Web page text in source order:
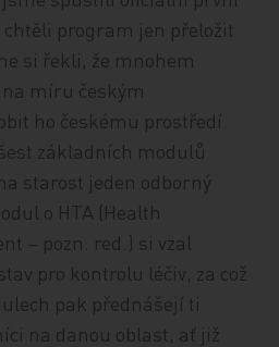
program jen přeložit
si řekli, že mnohem
míru českým
ho českému prostředí.
základních modulů
starost jeden odborný
o HTA (Health
– pozn. red.) si vzal
pro kontrolu léčiv, za což
pak přednášejí ti
na danou oblast, ať již